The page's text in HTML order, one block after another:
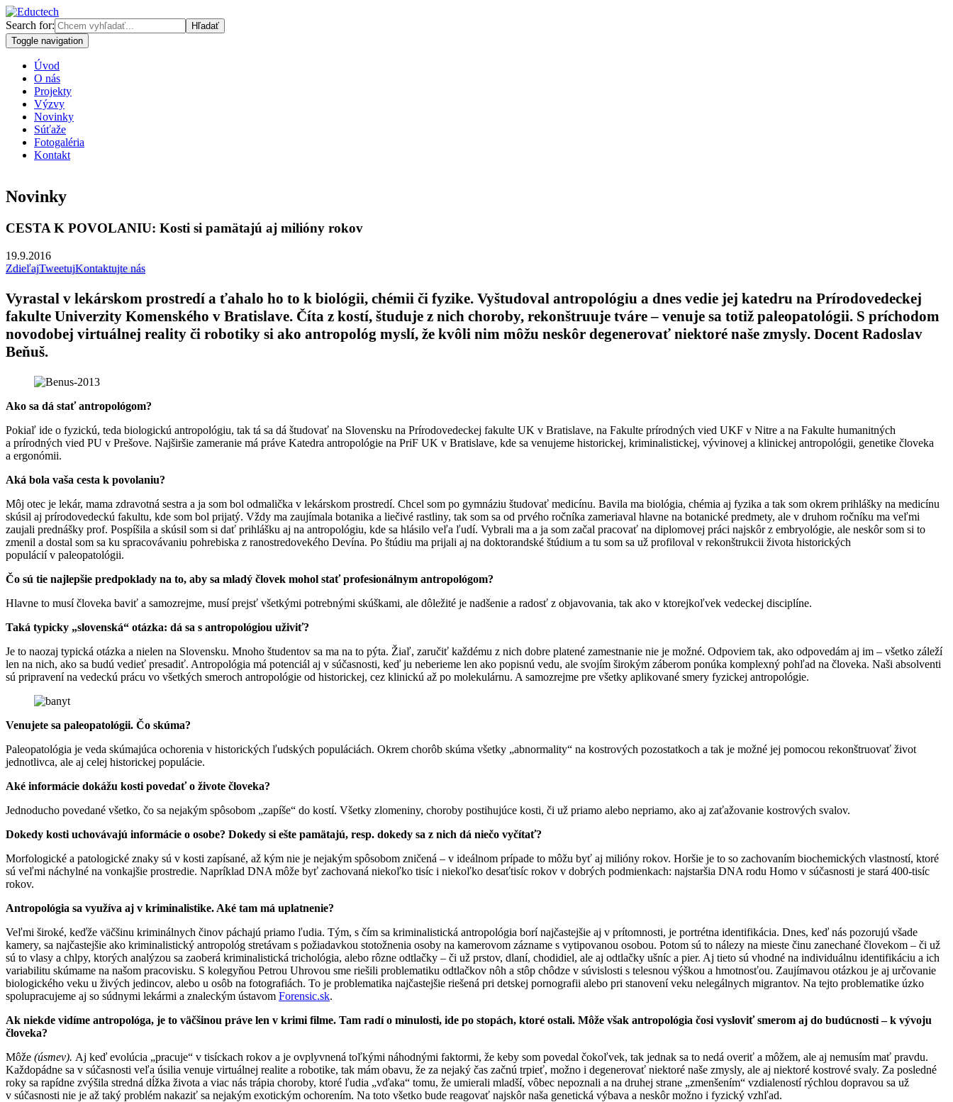
Search for:
Toggle navigation
Úvod
O nás
Projekty
Výzvy
Novinky
Súťaže
Fotogaléria
Kontakt
Novinky
CESTA K POVOLANIU: Kosti si pamätajú aj milióny rokov
19.9.2016
ZdieľajTweetujKontaktujte nás
Vyrastal v lekárskom prostredí a ťahalo ho to k biológii, chémii či fyzike. Vyštudoval antropológiu a dnes vedie jej katedru na Prírodovedeckej
fakulte Univerzity Komenského v Bratislave. Číta z kostí, študuje z nich choroby, rekonštruuje tváre – venuje sa totiž paleopatológii. S príchodom
novodobej virtuálnej reality či robotiky si ako antropológ myslí, že kvôli nim môžu neskôr degenerovať niektoré naše zmysly. Docent Radoslav
Beňuš.
Ako sa dá stať antropológom?
Pokiaľ ide o fyzickú, teda biologickú antropológiu, tak tá sa dá študovať na Slovensku na Prírodovedeckej fakulte UK v Bratislave, na Fakulte prírodných vied UKF v Nitre a na Fakulte humanitných
a prírodných vied PU v Prešove. Najširšie zameranie má práve Katedra antropológie na PriF UK v Bratislave, kde sa venujeme historickej, kriminalistickej, vývinovej a klinickej antropológii, genetike človeka
a ergonómii.
Aká bola vaša cesta k povolaniu?
Môj otec je lekár, mama zdravotná sestra a ja som bol odmalička v lekárskom prostredí. Chcel som po gymnáziu študovať medicínu. Bavila ma biológia, chémia aj fyzika a tak som okrem prihlášky na medicínu
skúsil aj prírodovedeckú fakultu, kde som bol prijatý. Vždy ma zaujímala botanika a liečivé rastliny, tak som sa od prvého ročníka zameriaval hlavne na botanické predmety, ale v druhom ročníku ma veľmi
zaujali prednášky prof. Pospíšila a skúsil som si dať prihlášku aj na antropológiu, kde sa hlásilo veľa ľudí. Vybrali ma a ja som začal pracovať na diplomovej práci najskôr z embryológie, ale neskôr som si to
zmenil a dostal som sa ku spracovávaniu pohrebiska z ranostredovekého Devína. Po štúdiu ma prijali aj na doktorandské štúdium a tu som sa už profiloval v rekonštrukcii života historických
populácií v paleopatológii.
Čo sú tie najlepšie predpoklady na to, aby sa mladý človek mohol stať profesionálnym antropológom?
Hlavne to musí človeka baviť a samozrejme, musí prejsť všetkými potrebnými skúškami, ale dôležité je nadšenie a radosť z objavovania, tak ako v ktorejkoľvek vedeckej disciplíne.
Taká typicky „slovenská“ otázka: dá sa s antropológiou uživiť?
Je to naozaj typická otázka a nielen na Slovensku. Mnoho študentov sa ma na to pýta. Žiaľ, zaručiť každému z nich dobre platené zamestnanie nie je možné. Odpoviem tak, ako odpovedám aj im – všetko záleží
len na nich, ako sa budú vedieť presadiť. Antropológia má potenciál aj v súčasnosti, keď ju neberieme len ako popisnú vedu, ale svojím širokým záberom ponúka komplexný pohľad na človeka. Naši absolventi
sú pripravení na vedeckú prácu vo všetkých smeroch antropológie od historickej, cez klinickú až po molekulárnu. A samozrejme pre všetky aplikované smery fyzickej antropológie.
Venujete sa paleopatológii. Čo skúma?
Paleopatológia je veda skúmajúca ochorenia v historických ľudských populáciách. Okrem chorôb skúma všetky „abnormality“ na kostrových pozostatkoch a tak je možné jej pomocou rekonštruovať život
jednotlivca, ale aj celej historickej populácie.
Aké informácie dokážu kosti povedať o živote človeka?
Jednoducho povedané všetko, čo sa nejakým spôsobom „zapíše“ do kostí. Všetky zlomeniny, choroby postihujúce kosti, či už priamo alebo nepriamo, ako aj zaťažovanie kostrových svalov.
Dokedy kosti uchovávajú informácie o osobe? Dokedy si ešte pamätajú, resp. dokedy sa z nich dá niečo vyčítať?
Morfologické a patologické znaky sú v kosti zapísané, až kým nie je nejakým spôsobom zničená – v ideálnom prípade to môžu byť aj milióny rokov. Horšie je to so zachovaním biochemických vlastností, ktoré
sú veľmi náchylné na vonkajšie prostredie. Napríklad DNA môže byť zachovaná niekoľko tisíc i niekoľko desaťtisíc rokov v dobrých podmienkach: najstaršia DNA rodu Homo v súčasnosti je stará 400-tisíc
rokov.
Antropológia sa využíva aj v kriminalistike. Aké tam má uplatnenie?
Veľmi široké, keďže väčšinu kriminálnych činov páchajú priamo ľudia. Tým, s čím sa kriminalistická antropológia borí najčastejšie aj v prítomnosti, je portrétna identifikácia. Dnes, keď nás pozorujú všade
kamery, sa najčastejšie ako kriminalistický antropológ stretávam s požiadavkou stotožnenia osoby na kamerovom zázname s vytipovanou osobou. Potom sú to nálezy na mieste činu zanechané človekom – či už
sú to vlasy a chlpy, ktorých analýzou sa zaoberá kriminalistická trichológia, alebo rôzne odtlačky – či už prstov, dlaní, chodidiel, ale aj odtlačky ušníc a pier. Aj tieto sú vhodné na individuálnu identifikáciu a ich
variabilitu skúmame na našom pracovisku. S kolegyňou Petrou Uhrovou sme riešili problematiku odtlačkov nôh a stôp chôdze v súvislosti s telesnou výškou a hmotnosťou. Zaujímavou otázkou je aj určovanie
biologického veku u živých jedincov, alebo u osôb na fotografiách. To je problematika najčastejšie riešená pri detskej pornografii alebo pri stanovení veku nelegálnych migrantov. Na tejto problematike úzko
spolupracujeme aj so súdnymi lekármi a znaleckým ústavom Forensic.sk.
Ak niekde vidíme antropológa, je to väčšinou práve len v krimi filme. Tam radí o minulosti, ide po stopách, ktoré ostali. Môže však antropológia čosi vysloviť smerom aj do budúcnosti – k vývoju
človeka?
Môže (úsmev). Aj keď evolúcia „pracuje“ v tisíckach rokov a je ovplyvnená toľkými náhodnými faktormi, že keby som povedal čokoľvek, tak jednak sa to nedá overiť a môžem, ale aj nemusím mať pravdu.
Každopádne sa v súčasnosti veľa úsilia venuje virtuálnej realite a robotike, tak mám obavu, že za nejaký čas začnú trpieť, možno i degenerovať niektoré naše zmysly, ale aj niektoré kostrové svaly. Za posledné
roky sa rapídne zvýšila stredná dĺžka života a viac nás trápia choroby, ktoré ľudia „vďaka“ tomu, že umierali mladší, vôbec nepoznali a na druhej strane „zmenšením“ vzdialeností rýchlou dopravou sa už
v súčasnosti nie je až taký problém nakaziť sa nejakým exotickým ochorením. Na toto všetko bude reagovať najskôr naša genetická výbava a neskôr možno i fyzický vzhľad.